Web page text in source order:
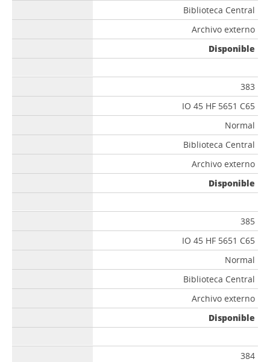
Biblioteca Central
Archivo externo
Disponible
383
IO 45 HF 5651 C65
Normal
Biblioteca Central
Archivo externo
Disponible
385
IO 45 HF 5651 C65
Normal
Biblioteca Central
Archivo externo
Disponible
384